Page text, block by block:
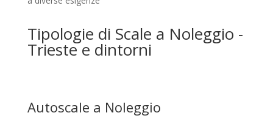
Tipologie di Scale a Noleggio -
Trieste e dintorni
Autoscale a Noleggio